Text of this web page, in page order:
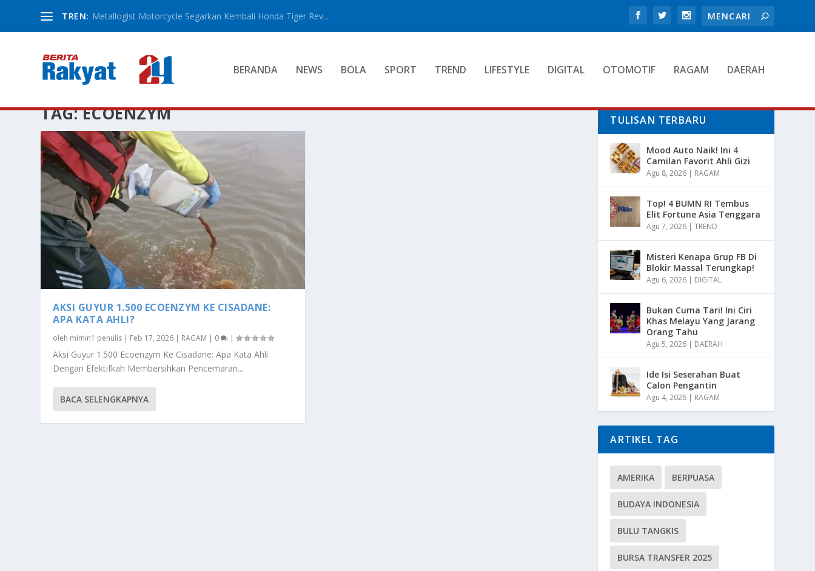
TREN: Metallogist Motorcycle Segarkan Kembali Honda Tiger Rev...
BERANDA NEWS BOLA SPORT TREND LIFESTYLE DIGITAL OTOMOTIF RAGAM DAERAH
TAG:ECOENZYM
AKSI GUYUR 1.500 ECOENZYM KE CISADANE:
APA KATA AHLI?
oleh mimin1 penulis | Feb 17, 2026 | RAGAM | 0 |
Aksi Guyur 1.500 Ecoenzym Ke Cisadane: Apa Kata Ahli
Dengan Efektifkah Membersihkan Pencemaran...
BACA SELENGKAPNYA
TULISAN TERBARU
Mood Auto Naik! Ini 4
Camilan Favorit Ahli Gizi
Agu 8, 2026 | RAGAM
Top! 4 BUMN RI Tembus
Elit Fortune Asia Tenggara
Agu 7, 2026 |TREND
Misteri Kenapa Grup FB Di
Blokir Massal Terungkap!
Agu 6, 2026 | DIGITAL
Bukan Cuma Tari! Ini Ciri
Khas Melayu Yang Jarang
Orang Tahu
Agu 5, 2026 | DAERAH
Ide Isi Seserahan Buat
Calon Pengantin
Agu 4, 2026 | RAGAM
ARTIKEL TAG
AMERIKA BERPUASA
BUDAYA INDONESIA
BULU TANGKIS
BURSA TRANSFER 2025